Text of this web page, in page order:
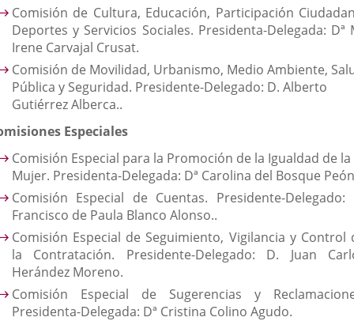
Comisión de Cultura, Educación, Participación
Deportes y Servicios Sociales. Presidenta-Delegada: Dª
Irene Carvajal Crusat.
Comisión de Movilidad, Urbanismo, Medio Ambiente,
Pública y Seguridad. Presidente-Delegado: D. Alberto
Gutiérrez Alberca..
Especiales
Comisión Especial para la Promoción de la Igualdad de la
Mujer. Presidenta-Delegada: Dª Carolina del Bosque
Comisión Especial de Cuentas. Presidente-Delegado:
Francisco de Paula Blanco Alonso..
Comisión Especial de Seguimiento, Vigilancia y Control
la Contratación. Presidente-Delegado: D. Juan
Herández Moreno.
Comisión Especial de Sugerencias y
Presidenta-Delegada: Dª Cristina Colino Agudo.